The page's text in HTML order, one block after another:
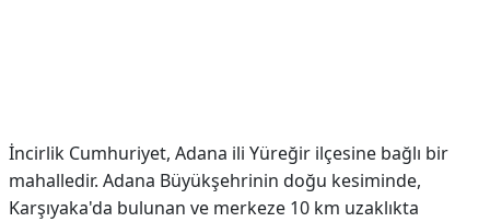
İncirlik Cumhuriyet, Adana ili Yüreğir ilçesine bağlı bir
mahalledir. Adana Büyükşehrinin doğu kesiminde,
Karşıyaka'da bulunan ve merkeze 10 km uzaklıkta